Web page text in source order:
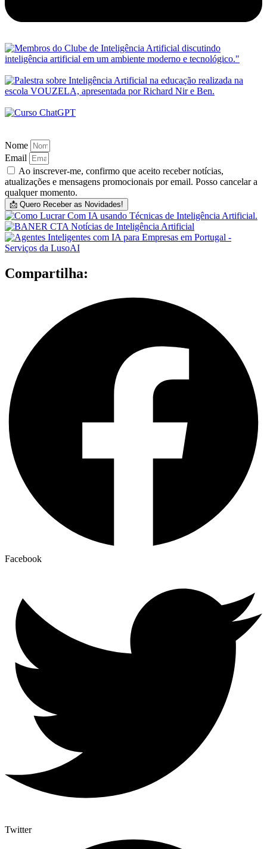
Nome
Email
Ao inscrever-me, confirmo que aceito receber notícias,
atualizações e mensagens promocionais por email. Posso cancelar a
qualquer momento.
📩 Quero Receber as Novidades!
Compartilha:
Facebook
Twitter